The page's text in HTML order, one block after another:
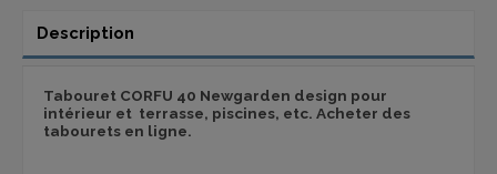
Description
Tabouret CORFU 40 Newgarden design pour
intérieur et terrasse, piscines, etc. Acheter des
tabourets en ligne.